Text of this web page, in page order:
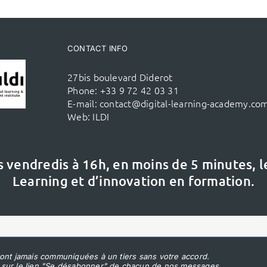
CONTACT INFO
27bis boulevard Diderot
Phone: +33 9 72 42 03 31
E-mail: contact@digital-learning-
Web: ILDI
à 16h, en moins de 5 minutes,
Learning et d’innovation en formation.
jamais communiquées à un tiers sans votre accord.